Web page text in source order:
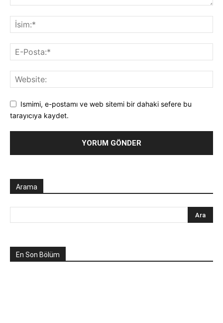
Ismimi, e-postamı ve web sitemi bir dahaki sefere bu
tarayıcıya kaydet.
Arama
En Son Bölüm